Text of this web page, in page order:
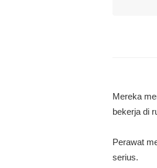
Mereka
bekerja di
Perawat
serius.